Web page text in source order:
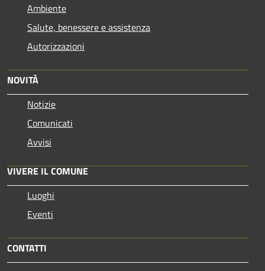
Ambiente
Salute, benessere e assistenza
Autorizzazioni
NOVITÀ
Notizie
Comunicati
Avvisi
VIVERE IL COMUNE
Luoghi
Eventi
CONTATTI